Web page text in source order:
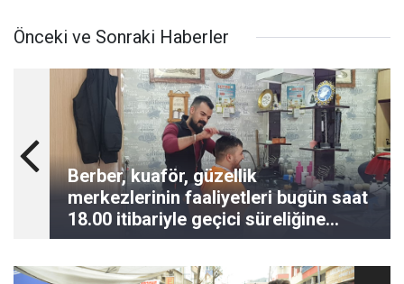
Önceki ve Sonraki Haberler
Berber, kuaför, güzellik
merkezlerinin faaliyetleri bugün saat
18.00 itibariyle geçici süreliğine
durdurulacak